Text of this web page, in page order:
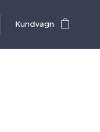
Kundvagn